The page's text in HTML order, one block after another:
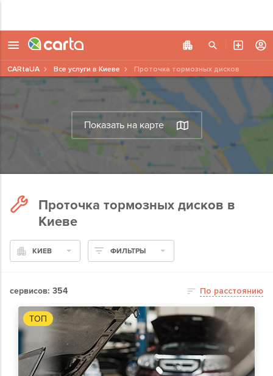
Показать на карте
CARtaUA Все услуги в Киеве Проточка тормозных дисков
Проточка тормозных дисков в
Киеве
КИЕВ ФИЛЬТРЫ
сервисов: 354 По расстоянию
ТОП